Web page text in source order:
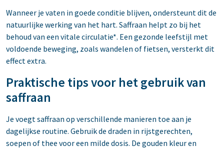
Wanneer je vaten in goede conditie blijven, ondersteunt dit de
natuurlijke werking van het hart. Saffraan helpt zo bij het
behoud van een vitale circulatie*. Een gezonde leefstijl met
voldoende beweging, zoals wandelen of fietsen, versterkt dit
effect extra.
Praktische tips voor het gebruik van
saffraan
Je voegt saffraan op verschillende manieren toe aan je
dagelijkse routine. Gebruik de draden in rijstgerechten,
soepen of thee voor een milde dosis. De gouden kleur en